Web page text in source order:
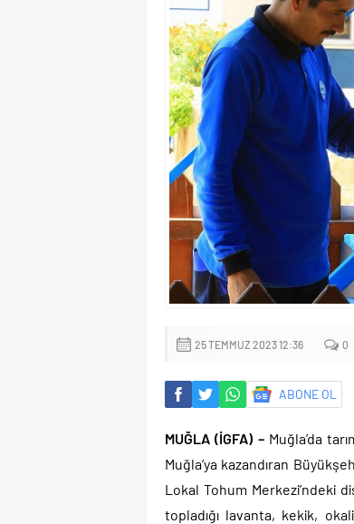
25 TEMMUZ 2023 12:36 0
ABONE OL
MUĞLA (İGFA) – Muğla’da
Muğla’ya kazandıran
Lokal Tohum Merkezi’ndeki
topladığı lavanta, kekik,